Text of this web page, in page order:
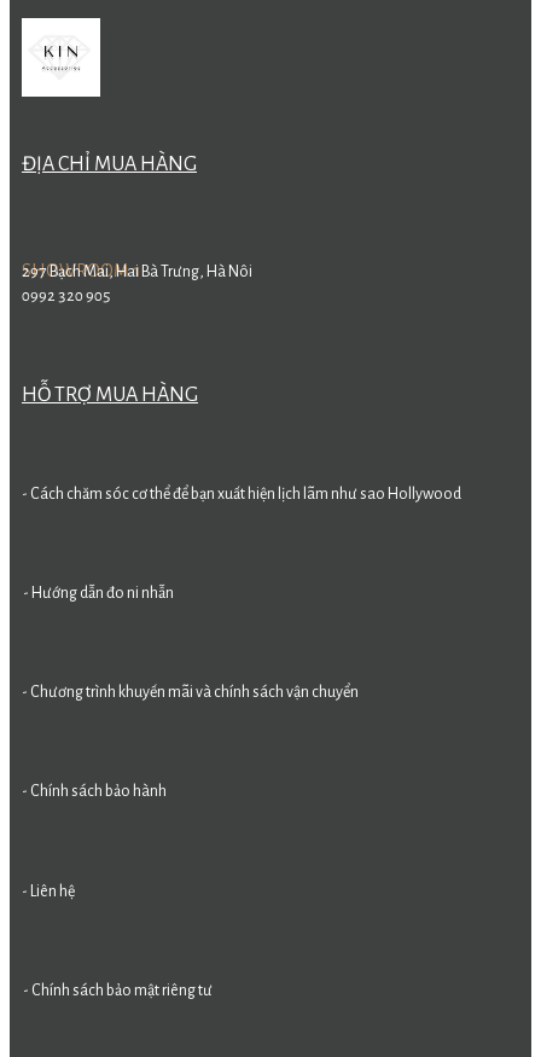
ĐỊA CHỈ MUA HÀNG
SHOWROOM 1
297 Bạch Mai, Hai Bà Trưng, Hà Nôi
0992 320 905
HỖ TRỢ MUA HÀNG
- Cách chăm sóc cơ thể để bạn xuất hiện lịch lãm như sao Hollywood
- Hướng dẫn đo ni nhẫn
- Chính sách bảo hành
- Chương trình khuyến mãi và chính sách vận chuyển
- Liên hệ
- Chính sách bảo mật riêng tư